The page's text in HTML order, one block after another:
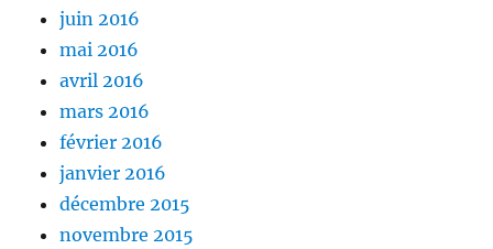
juin 2016
mai 2016
avril 2016
mars 2016
février 2016
janvier 2016
décembre 2015
novembre 2015